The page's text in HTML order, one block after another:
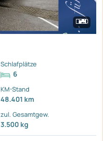
Schlafplätze
6
KM-Stand
48.401 km
zul. Gesamtgew.
3.500 kg